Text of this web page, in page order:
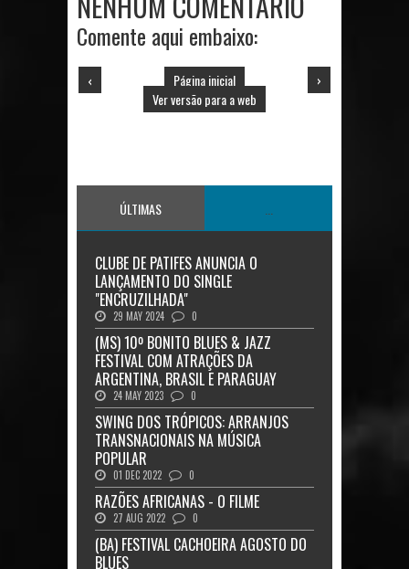
Comente aqui embaixo:
‹ ›
Página inicial
Ver versão para a web
ÚLTIMAS
CLUBE DE PATIFES ANUNCIA O
LANÇAMENTO DO SINGLE
"ENCRUZILHADA"
29 MAY 2024 0
(MS) 10º BONITO BLUES & JAZZ
FESTIVAL COM ATRAÇÕES DA
ARGENTINA, BRASIL E PARAGUAY
24 MAY 2023 0
SWING DOS TRÓPICOS: ARRANJOS
TRANSNACIONAIS NA MÚSICA
POPULAR
01 DEC 2022 0
RAZÕES AFRICANAS - O FILME
27 AUG 2022 0
(BA) FESTIVAL CACHOEIRA AGOSTO DO
BLUES